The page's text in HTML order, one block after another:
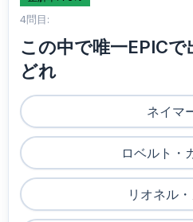
4問目:
この中で唯一EPIC
どれ
ネイマ
ロベルト・
リオネル